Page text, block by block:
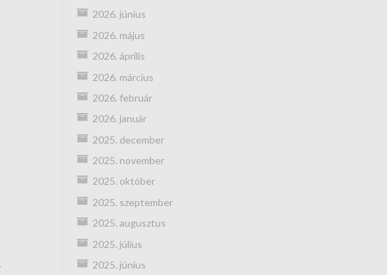
2026. június
2026. május
2026. április
2026. március
2026. február
2026. január
2025. december
2025. november
2025. október
2025. szeptember
2025. augusztus
2025. július
2025. június